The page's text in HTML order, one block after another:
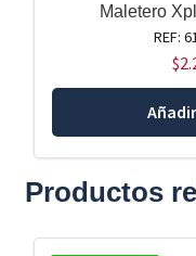
Maletero
REF:
$
Productos